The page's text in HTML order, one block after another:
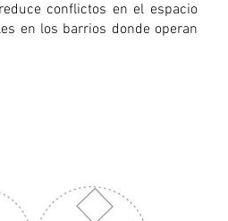
conflictos en el espacio
en los barrios donde operan